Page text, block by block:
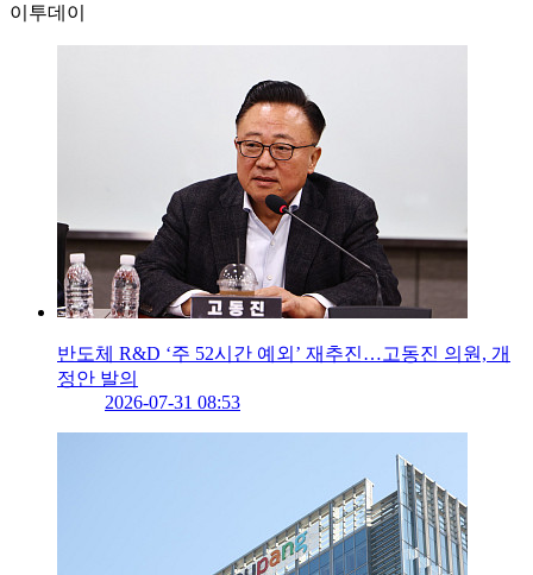
이투데이
반도체 R&D ‘주 52시간 예외’ 재추진…고동진 의원, 개
정안 발의
2026-07-31 08:53